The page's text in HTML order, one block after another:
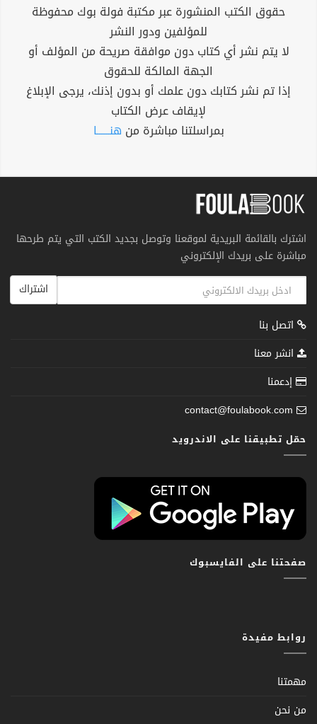
حقوق الكتب المنشورة عبر مكتبة فولة بوك محفوظة
للمؤلفين ودور النشر
لا يتم نشر أي كتاب دون موافقة صريحة من المؤلف أو
الجهة المالكة للحقوق
إذا تم نشر كتابك دون علمك أو بدون إذنك، يرجى الإبلاغ
لإيقاف عرض الكتاب
بمراسلتنا مباشرة من هنــــــا
اشترك بالقائمة البريدية لموقعنا وتوصل بجديد الكتب التي يتم طرحها
مباشرة على بريدك الإلكتروني
اشتراك
اتصل بنا
انشر معنا
إدعمنا
contact@foulabook.com
حمّل تطبيقنا على الاندرويد
صفحتنا على الفايسبوك
روابط مفيدة
مهمتنا
من نحن